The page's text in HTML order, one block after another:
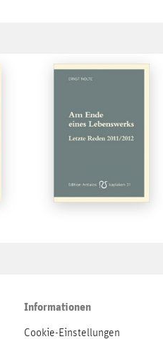
Informationen
Cookie-Einstellungen